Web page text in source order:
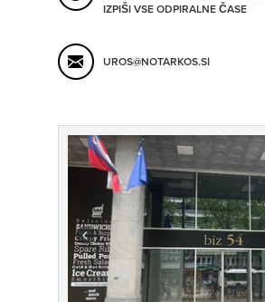
SO NON-STOP ODPRTA
IZPIŠI VSE ODPIRALNE ČASE
UROS@NOTARKOS.SI